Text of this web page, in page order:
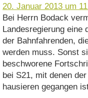
20. Januar 2013 um
Bei Herrn Bodack
Landesregierung eine
der Bahnfahrenden,
werden muss. Sonst
beschworene
bei S21, mit denen
hausieren gegangen